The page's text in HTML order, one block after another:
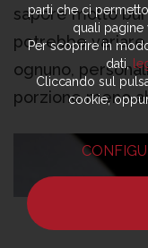
sapore molto
potrebbe variare
ognuno,
porzione meno
parti che ci
quali pagine
Per scoprire in
dati,
Cliccando sul
cookie,